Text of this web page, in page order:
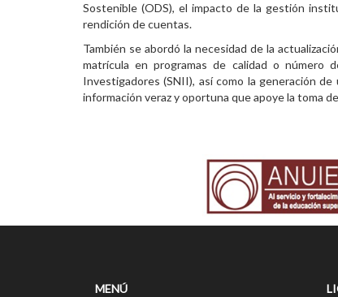
Sostenible (ODS), el impacto de la gestión
rendición de cuentas.
También se abordó la necesidad de la
matrícula en programas de calidad o número
Investigadores (SNII), así como la generación
información veraz y oportuna que apoye la toma
MENÚ